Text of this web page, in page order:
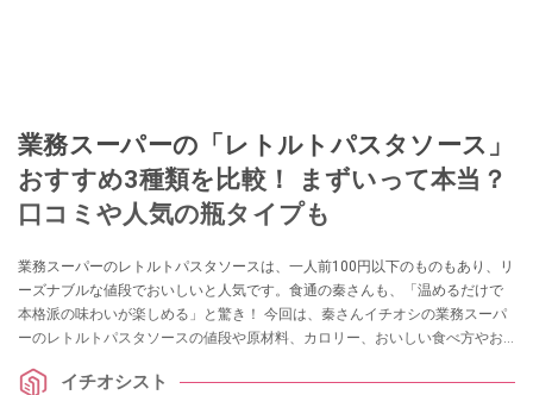
業務スーパーの「レトルトパスタソース」
おすすめ3種類を比較！ まずいって本当？
口コミや人気の瓶タイプも
業務スーパーのレトルトパスタソースは、一人前100円以下のものもあり、リ
ーズナブルな値段でおいしいと人気です。食通の秦さんも、「温めるだけで
本格派の味わいが楽しめる」と驚き！ 今回は、秦さんイチオシの業務スーパ
ーのレトルトパスタソースの値段や原材料、カロリー、おいしい食べ方やお
の瓶タイプについてもまとめました。
イチオシスト